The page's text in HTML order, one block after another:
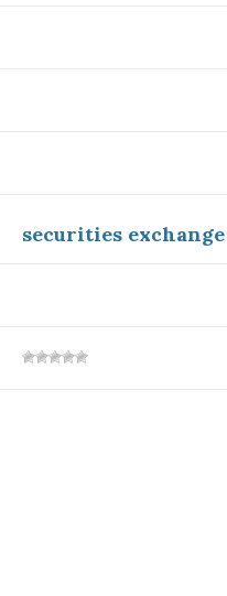
securities